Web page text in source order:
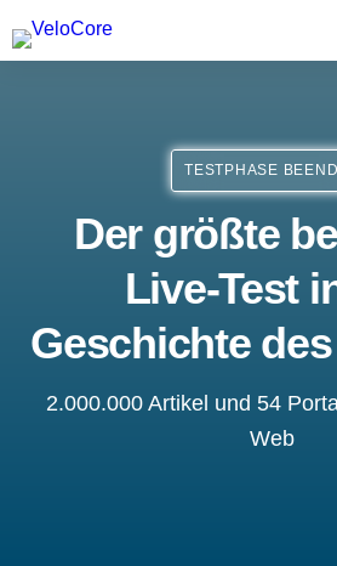
Agenturen & Webdesigner
TESTPHASE
Der größte
Live-Test
Geschichte
2.000.000 Artikel und 54
Web